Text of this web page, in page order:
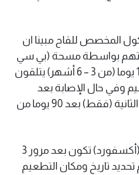
المخصص للقاح مبينا ان
بواسطة مسحة (بي سي
ار) خلال فترة ما بين 90 – 180 يوما (من 3 – 6 أشهر) يتلقون
وفي حال الإصابة بعد
الجرعة الأولى يتم أخذ الجرعة الثانية (فقط) بعد 90 يوما من
وذكر ان الجرعة الثانية للقاح (أكسفورد) تكون بعد مرور 3
تاريخ ومكان التطعيم